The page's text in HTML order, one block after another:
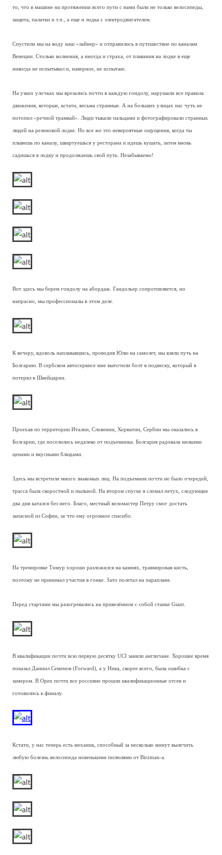
то, что в машине на протяжении всего пути с нами были не только велосипеды,
защита, палатки и т.п., а еще и лодка с электродвигателем.
Спустили мы на воду наш «лайнер» и отправились в путешествие по каналам
Венеции. Столько волнения, а иногда и страха, от плавания на лодке я еще
никогда не испытывал и, наверное, не испытаю.
На узких улочках мы врезались почти в каждую гондолу, нарушали все правила
движения, которые, кстати, весьма странные. А на больших улицах нас чуть не
потопил «речной трамвай». Люди тыкали пальцами и фотографировали странных
людей на резиновой лодке. Но все же это невероятные ощущения, когда ты
плывешь по каналу, швартуешься у ресторана и идешь кушать, затем вновь
садишься в лодку и продолжаешь свой путь. Незабываемо!
Вот здесь мы берем гондолу на абордаж. Гандольер сопротивляется, но
напрасно, мы профессионалы в этом деле.
К вечеру, вдоволь наплававшись, проводив Юлю на самолет, мы взяли путь на
Болгарию. В сербском автосервисе мне выточили болт в подвеску, который я
потерял в Швейцарии.
Проехав по территории Италии, Словении, Хорватии, Сербии мы оказались в
Болгарии, где поселились недалеко от подъемника. Болгария радовала низкими
ценами и вкусными блюдами.
Здесь мы встретили много знакомых лиц. На подъемник почти не было очередей,
трасса была скоростной и пыльной. На втором спуске я сломал петух, следующие
два дня катался без него. Благо, местный веломастер Петру смог достать
запасной из Софии, за что ему огромное спасибо.
На тренировке Тимур хорошо разложился на камнях, травмировав кисть,
поэтому не принимал участия в гонке. Зато полетал на параплане.
Перед стартами мы разогревались на привезённом с собой станке Giant.
В квалификации почти всю первую десятку UCI заняли англичане. Хорошее время
показал Даниил Семенов (Forward), а у Ника, скорее всего, была ошибка с
замером. В Open почти все россияне прошли квалификационные отсев и
готовились к финалу.
Кстати, у нас теперь есть механик, способный за несколько минут вылечить
любую болезнь велосипеда новенькими пилюлями от Birzman-а.